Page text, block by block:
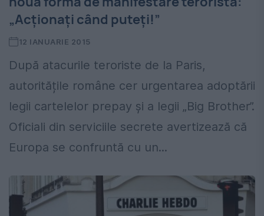
„Acționați când puteți!”
12 IANUARIE 2015
După atacurile teroriste de la Paris,
autoritățile române cer urgentarea adoptării
legii cartelelor prepay și a legii „Big Brother”.
Oficiali din serviciile secrete avertizează că
Europa se confruntă cu un...